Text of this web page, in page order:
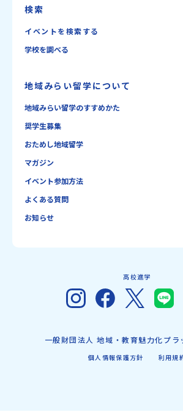
検索
イベントを検索する
学校を調べる
地域みらい留学について
地域みらい留学のすすめかた
奨学生募集
おためし地域留学
マガジン
イベント参加方法
よくある質問
お知らせ
高校進学
一般財団法人 地域・教育魅力化プラ
個人情報保護方針 利用規